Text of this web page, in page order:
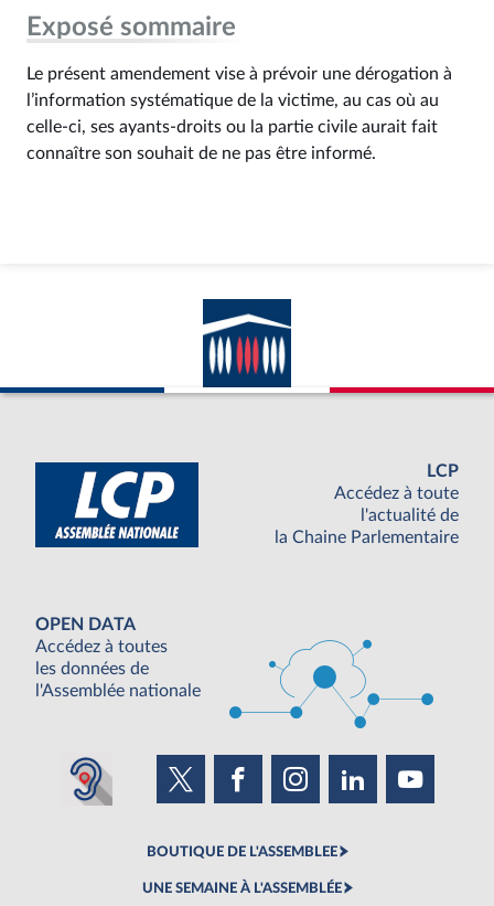
Exposé sommaire
Le présent amendement vise à prévoir une dérogation à
l’information systématique de la victime, au cas où au
celle-ci, ses ayants-droits ou la partie civile aurait fait
connaître son souhait de ne pas être informé.
LCP
Accédez à toute
l'actualité de
la Chaine Parlementaire
OPEN DATA
Accédez à toutes
les données de
l'Assemblée nationale
BOUTIQUE DE L'ASSEMBLEE
UNE SEMAINE À L'ASSEMBLÉE